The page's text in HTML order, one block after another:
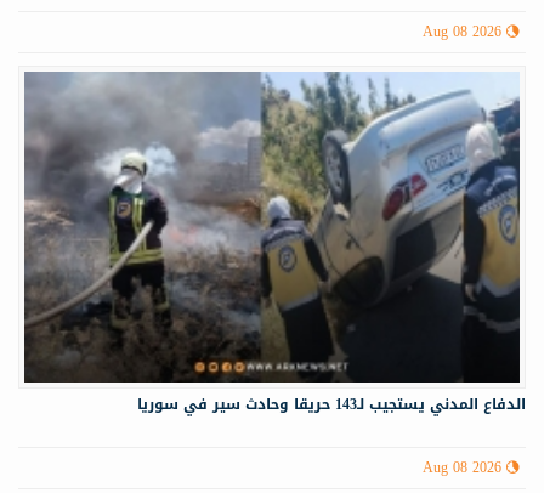
Aug 08 2026
الدفاع المدني يستجيب لـ143 حريقا وحادث سير في سوريا
Aug 08 2026